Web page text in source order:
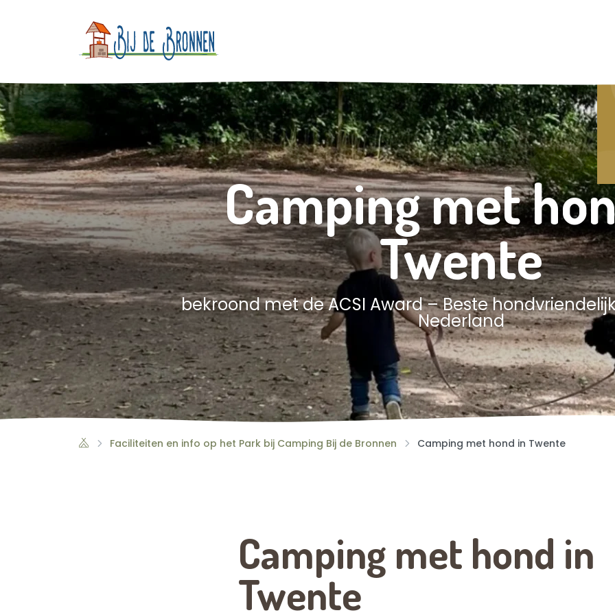
Camping met
Twente
bekroond met de ACSI Award – Beste
Nederland
Faciliteiten en info op het Park bij Camping Bij de Bronnen Camping met hond in Twente
Camping met hond in
Twente